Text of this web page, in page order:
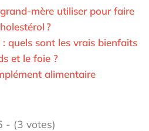
mère utiliser pour faire
?
quels sont les vrais bienfaits
et le foie ?
alimentaire
- (3 votes)